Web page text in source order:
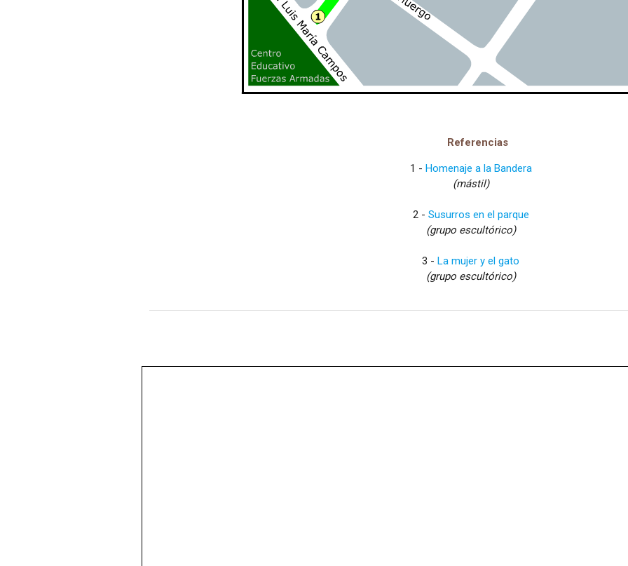
Referencias
1 - Homenaje a la Bandera
(mástil)
2 - Susurros en el parque
(grupo escultórico)
3 - La mujer y el gato
(grupo escultórico)